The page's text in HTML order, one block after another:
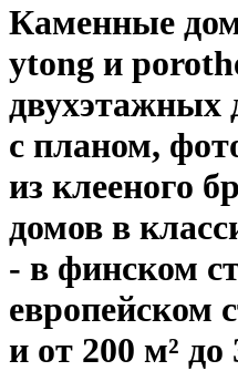
Каменные
ytong и
двухэтажных
с планом,
из клееного
домов в
- в финском
европейском
и от 200 м² до